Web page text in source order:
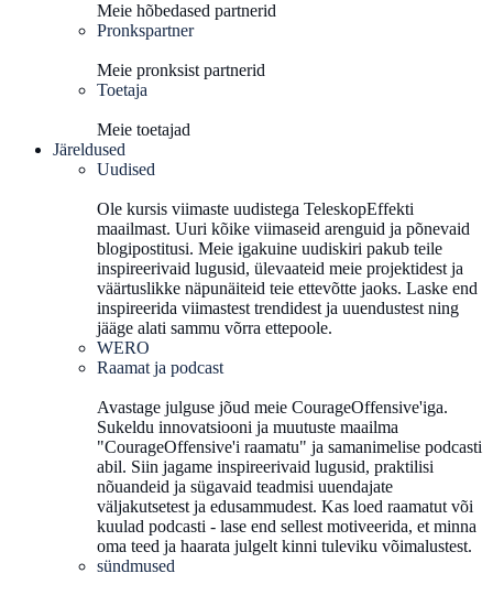
Meie hõbedased partnerid
Pronkspartner
Meie pronksist partnerid
Toetaja
Meie toetajad
Järeldused
Uudised
Ole kursis viimaste uudistega TeleskopEffekti
maailmast. Uuri kõike viimaseid arenguid ja põnevaid
blogipostitusi. Meie igakuine uudiskiri pakub teile
inspireerivaid lugusid, ülevaateid meie projektidest ja
väärtuslikke näpunäiteid teie ettevõtte jaoks. Laske end
inspireerida viimastest trendidest ja uuendustest ning
jääge alati sammu võrra ettepoole.
WERO
Raamat ja podcast
Avastage julguse jõud meie CourageOffensive'iga.
Sukeldu innovatsiooni ja muutuste maailma
"CourageOffensive'i raamatu" ja samanimelise podcasti
abil. Siin jagame inspireerivaid lugusid, praktilisi
nõuandeid ja sügavaid teadmisi uuendajate
väljakutsetest ja edusammudest. Kas loed raamatut või
kuulad podcasti - lase end sellest motiveerida, et minna
oma teed ja haarata julgelt kinni tuleviku võimalustest.
sündmused